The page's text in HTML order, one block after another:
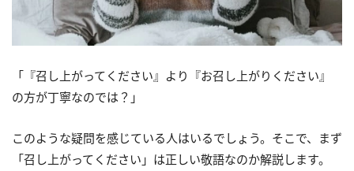
「『召し上がってください』より『お召し上がりください』
の方が丁寧なのでは？」
このような疑問を感じている人はいるでしょう。そこで、まず
「召し上がってください」は正しい敬語なのか解説します。